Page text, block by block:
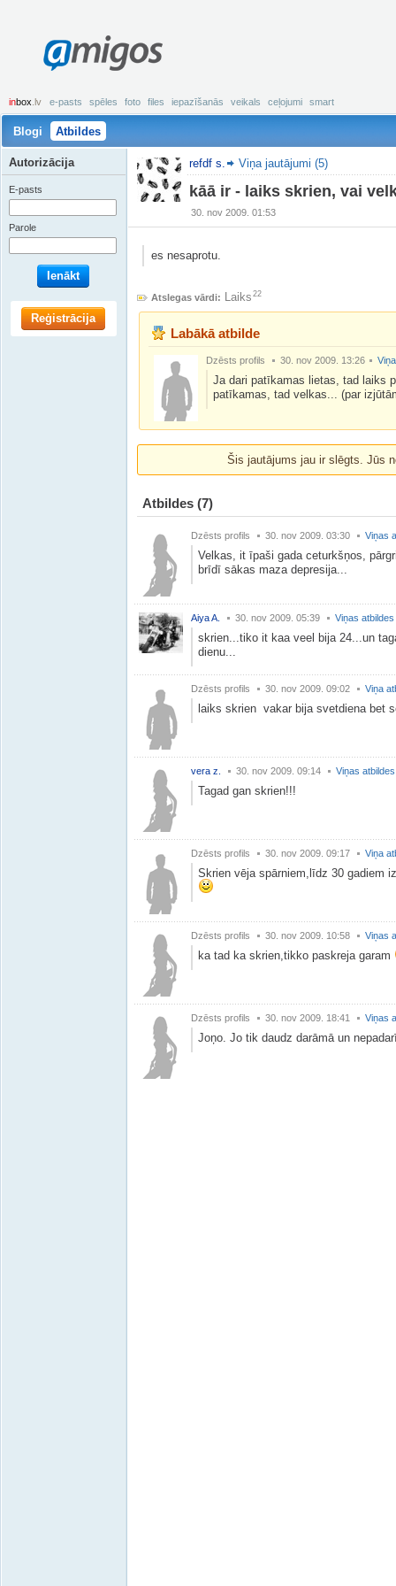
amigos
inbox .lv e-pasts spēles foto files iepazīšanās veikals ceļojumi smart
Blogi Atbildes
refdf s. Viņa jautājumi (5)
kāā ir - laiks skrien, vai
30. nov 2009. 01:53
es nesaprotu.
Atslegas vārdi: Laiks 22
Labākā atbilde
Dzēsts profils 30. nov 2009. 13:26
Ja dari patīkamas lietas, tad laiks
patīkamas, tad velkas... (par
Šis jautājums jau ir slēgts. Jūs
Atbildes (7)
Dzēsts profils 30. nov 2009. 03:30 Viņas
Velkas, it īpaši gada ceturkšņos,
brīdī sākas maza depresija...
Aiya A. 30. nov 2009. 05:39 Viņas atbildes
skrien...tiko it kaa veel bija 24...un
dienu...
Dzēsts profils 30. nov 2009. 09:02 Viņa
laiks skrien vakar bija svetdiena bet
vera z. 30. nov 2009. 09:14 Viņas atbildes
Tagad gan skrien!!!
Dzēsts profils 30. nov 2009. 09:17 Viņa
Skrien vēja spārniem,līdz 30 gadiem
Dzēsts profils 30. nov 2009. 10:58 Viņas
ka tad ka skrien,tikko paskreja garam
Dzēsts profils 30. nov 2009. 18:41 Viņas
Joņo. Jo tik daudz darāmā un
Autorizācija
E-pasts
Parole
Ienākt
Reģistrācija